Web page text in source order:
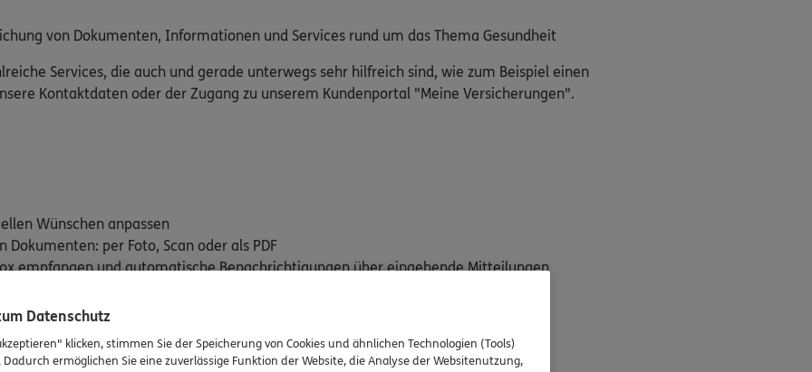
von Dokumenten, Informationen und Services rund um das Thema Gesundheit
Services, die auch und gerade unterwegs sehr hilfreich sind, wie zum Beispiel einen
Kontaktdaten oder der Zugang zu unserem Kundenportal "Meine Versicherungen".
Wünschen anpassen
Dokumenten: per Foto, Scan oder als PDF
empfangen und automatische Benachrichtigungen über eingehende Mitteilungen
versicherten Leistungen im Blick behalten mit "Mein Vertrag"
Datenschutz
klicken, stimmen Sie der Speicherung von Cookies und ähnlichen Technologien (Tools)
ermöglichen Sie eine zuverlässige Funktion der Website, die Analyse der Websitenutzung,